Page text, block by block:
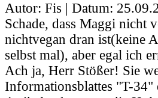
Autor: Fis | Datum:
Schade, dass Maggi nicht
nichtvegan dran ist(keine
selbst mal), aber egal ich
Ach ja, Herr Stößer! Sie
Informationsblattes "T-